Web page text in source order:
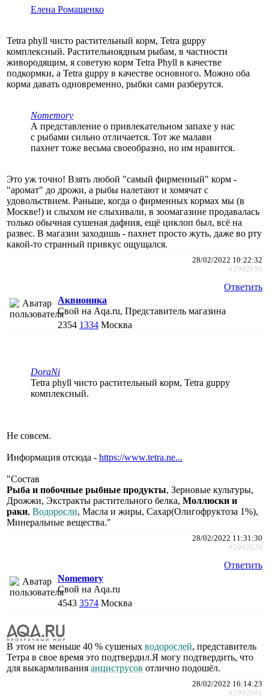
Елена Ромащенко
Tetra phyll чисто растительный корм, Tetra guppy
комплексный. Растительноядным рыбам, в частности
живородящим, я советую корм Tetra Phyll в качестве
подкормки, а Tetra guppy в качестве основного. Можно оба
корма давать одновременно, рыбки сами разберутся.
Nomemory
А представление о привлекательном запахе у нас
с рыбами сильно отличается. Тот же малави
пахнет тоже весьма своеобразно, но им нравится.
Это уж точно! Взять любой "самый фирменный" корм -
"аромат" до дрожи, а рыбы налетают и хомячат с
удовольствием. Раньше, когда о фирменных кормах мы (в
Москве!) и слыхом не слыхивали, в зоомагазине продавалась
только обычная сушеная дафния, ещё циклоп был, всё на
развес. В магазин заходишь - пахнет просто жуть, даже во рту
какой-то странный привкус ощущался.
28/02/2022 10:22:32
#2992819
Ответить
Аквионика
Свой на Aqa.ru, Представитель магазина
2354 1334 Москва
DoraNi
Tetra phyll чисто растительный корм, Tetra guppy
комплексный.
Не совсем.
Информация отсюда - https://www.tetra.ne...
"Состав
Рыба и побочные рыбные продукты, Зерновые культуры,
Дрожжи, Экстракты растительного белка, Моллюски и
раки, Водоросли, Масла и жиры, Сахар(Олигофруктоза 1%),
Минеральные вещества."
28/02/2022 11:31:30
#2992826
Ответить
Nomemory
Свой на Aqa.ru
4543 3574 Москва
В этом не меньше 40 % сушеных водорослей, представитель
Тетра в свое время это подтвердил.Я могу подтвердить, что
для выкармливания анциструсов отлично подошёл.
28/02/2022 16:14:23
#2992881